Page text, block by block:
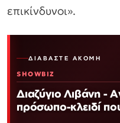
επικίνδυνοι».
ΔΙΑΒΆΣΤΕ ΑΚΌΜΗ
SHOWBIZ
Διαζύγιο Λιβάνη -
πρόσωπο-κλειδί